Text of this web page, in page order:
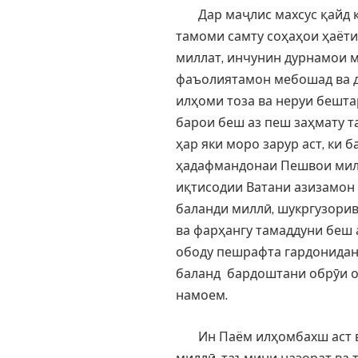
Дар маҷлис махсус қайд
тамоми самту соҳаҳои
миллат, инчунин дурнамои
фаъолиятамон мебошад ва
илҳоми тоза ва неруи
барои беш аз пеш заҳмату
ҳар яки моро зарур аст, ки
ҳадафмандонаи Пешвои
иқтисодии Ватани
баланди миллӣ,
ва фарҳангу тамаддуни
ободу пешрафта
баланд бардоштани обрӯи
намоем.
Ин Паём илҳомбахш аст